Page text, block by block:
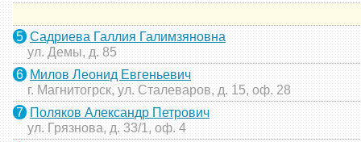
5 Садриева Галлия Галимзяновна
ул. Демы, д. 85
6 Милов Леонид Евгеньевич
г. Магнитогрск, ул. Сталеваров, д. 15, оф. 28
7
Поляков Александр Петрович
ул. Грязнова, д. 33/1, оф. 4